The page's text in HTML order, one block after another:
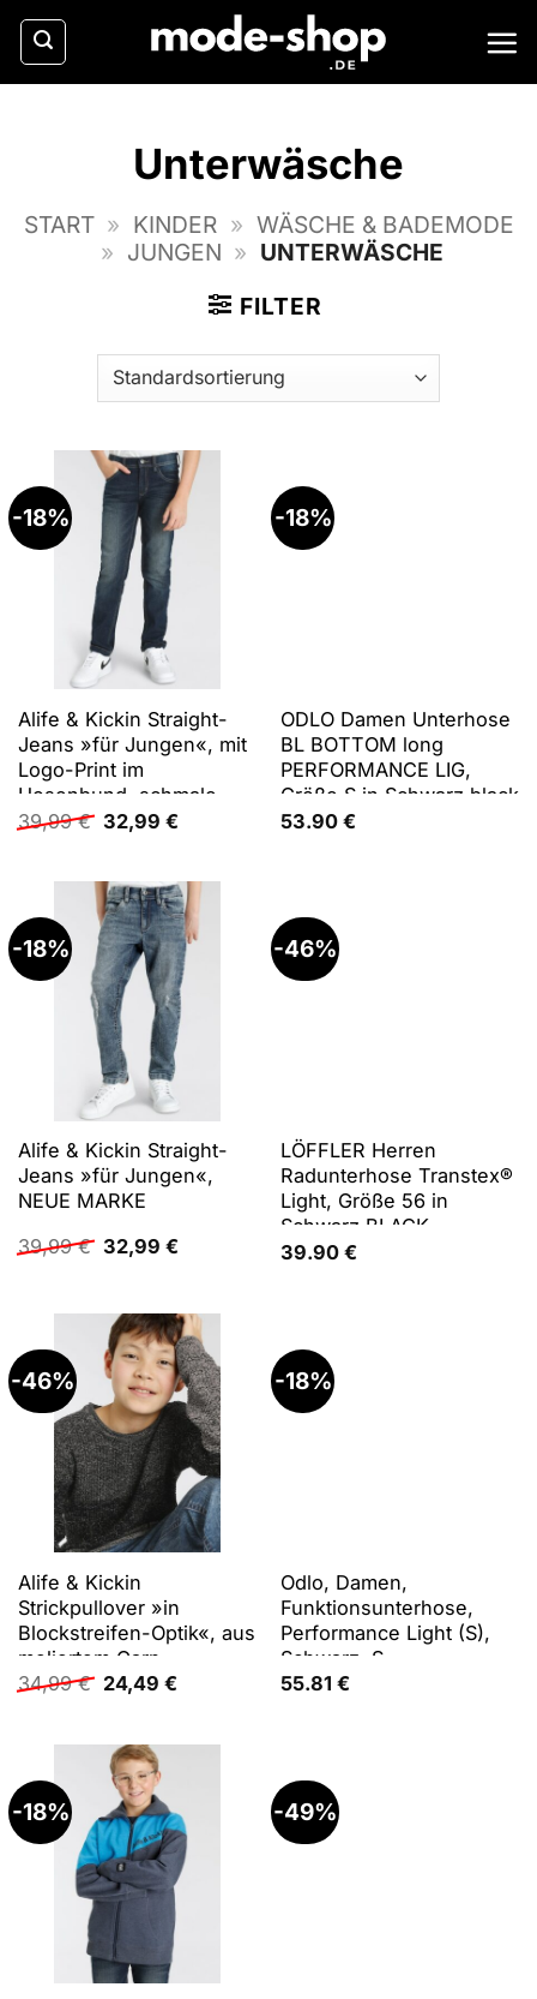
Zum
Inhalt
springen
Unterwäsche
START » KINDER » WÄSCHE & BADEMODE
» JUNGEN » UNTERWÄSCHE
FILTER
-18%
Alife & Kickin Straight-
Jeans »für Jungen«, mit
Logo-Print im
Hosenbund, schmale
Form
39,99€ Ursprünglicher
Preis
39,99 €
32,99 €Aktueller
32,99 €.
-18%
ODLO Damen Unterhose
BL BOTTOM long
PERFORMANCE LIG,
Größe S in Schwarz black
53.90 €
-18%
Alife & Kickin Straight-
Jeans »für Jungen«,
NEUE MARKE
39,99€ Ursprünglicher
Preis
32,99 €Aktueller
-46%
LÖFFLER Herren
Radunterhose Transtex®
Light, Größe 56 in
Schwarz BLACK
39.90 €
-46%
Alife & Kickin
Strickpullover »in
Blockstreifen-Optik«, aus
meliertem Garn
34,99€ Ursprünglicher
Preis
34,99 €
24,49 €Aktueller
24,49 €.
-18%
Odlo, Damen,
Funktionsunterhose,
Performance Light (S),
Schwarz, S
55.81 €
-18% -49%